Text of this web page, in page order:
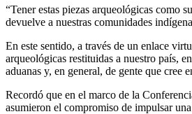
“Tener estas piezas arqueológicas como
devuelve a nuestras comunidades
En este sentido, a través de un enlace
arqueológicas restituidas a nuestro país,
aduanas y, en general, de gente que cree
Recordó que en el marco de la
asumieron el compromiso de impulsar